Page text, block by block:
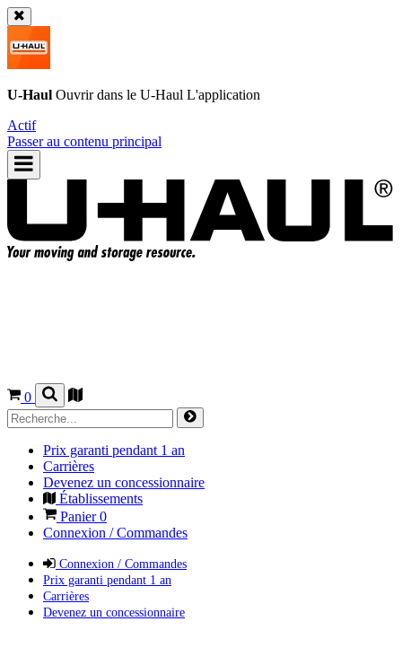
U-Haul Ouvrir dans le U-Haul L'application
Actif
Passer au contenu principal
0
Prix garanti pendant 1 an
Carrières
Devenez un concessionnaire
Établissements
Panier0
Connexion / Commandes
Connexion / Commandes
Prix garanti pendant 1 an
Carrières
Devenez un concessionnaire